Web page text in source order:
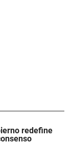
redefine